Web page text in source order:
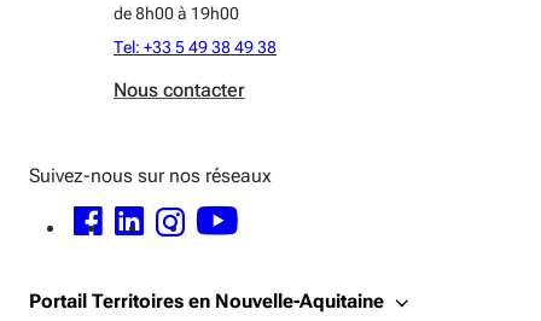
de 8h00 à 19h00
Tel: +33 5 49 38 49 38
Nous contacter
Suivez-nous sur nos réseaux
FACEBOOK - OUVERTURE DANS UNE NOUVELLE FENÊTRE
LINKEDIN - OUVERTURE DANS UNE NOUVELLE FENÊTRE
INSTAGRAM - OUVERTURE DANS UNE NOUVELLE FENÊTRE
YOUTUBE - OUVERTURE DANS UNE NOUVELLE FENÊTRE
Portail Territoires en Nouvelle-Aquitaine